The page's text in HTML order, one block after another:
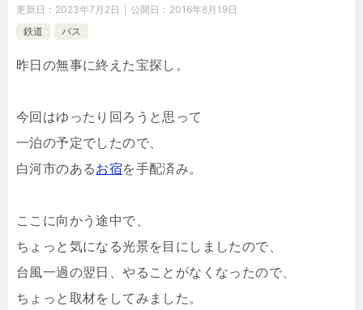
更新日： 2023年7月2日 公開日： 2016年8月19日
鉄道
バス
昨日の無事に終えた宝探し。
今回はゆったり回ろうと思って
一泊の予定でしたので、
白河市のあるお宿を手配済み。
ここに向かう途中で、
ちょっと気になる光景を目にしましたので、
台風一過の翌日、やることがなくなったので、
ちょっと取材をしてみました。